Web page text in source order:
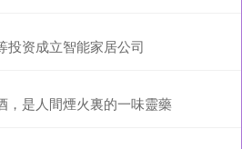
投资成立智能家居公司
，是人間煙火裏的一味靈藥